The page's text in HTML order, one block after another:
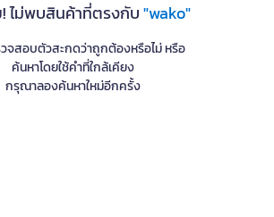
ไม่พบสินค้าที่ตรงกับ"wako"
จสอบตัวสะกดว่าถูกต้องหรือไม่ หรือ
ค้นหาโดยใช้คำที่ใกล้เคียง
กรุณาลองค้นหาใหม่อีกครั้ง